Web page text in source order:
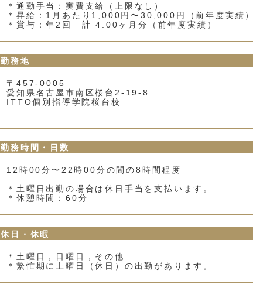
＊通勤手当：実費支給（上限なし）
＊昇給：1月あたり1,000円〜30,000円（前年度実績
＊賞与：年2回 計 4.00ヶ月分（前年度実績）
勤務地
〒457-0005
愛知県名古屋市南区桜台2‐19‐8
ITTO個別指導学院桜台校
勤務時間・日数
12時00分〜22時00分の間の8時間程度
＊土曜日出勤の場合は休日手当を支払います。
＊休憩時間：60分
休日・休暇
＊土曜日，日曜日，その他
＊繁忙期に土曜日（休日）の出勤があります。